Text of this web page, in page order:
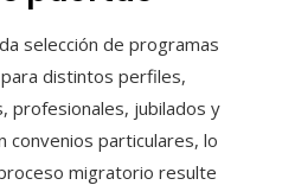
selección de programas
distintos perfiles,
profesionales, jubilados y
convenios particulares, lo
migratorio resulte